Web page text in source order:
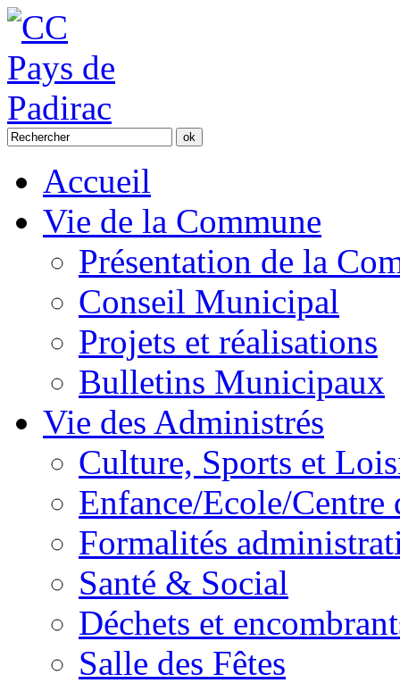
Accueil
Vie de la Commune
Présentation de la
Conseil Municipal
Projets et réalisations
Bulletins Municipaux
Vie des Administrés
Culture, Sports et
Enfance/Ecole/Centre
Formalités
Santé & Social
Déchets et
Salle des Fêtes